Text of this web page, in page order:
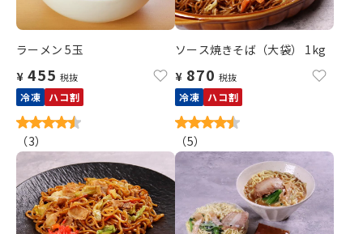
ラーメン 5玉
¥ 455 税抜
冷凍 ハコ割
（3）
ソース焼きそば（大袋） 1kg
¥ 870 税抜
冷凍 ハコ割
（5）